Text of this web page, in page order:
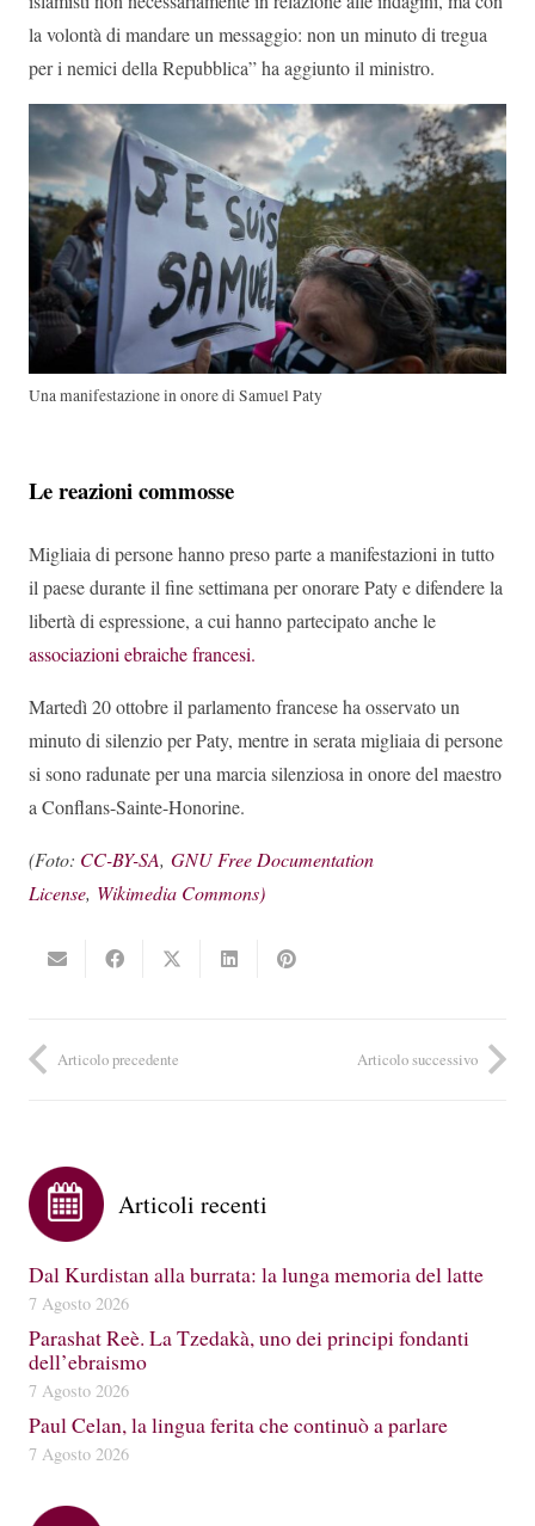
la volontà di mandare un messaggio: non un minuto di tregua
per i nemici della Repubblica” ha aggiunto il ministro.
Una manifestazione in onore di Samuel Paty
Le reazioni commosse
Migliaia di persone hanno preso parte a manifestazioni in tutto
il paese durante il fine settimana per onorare Paty e difendere la
libertà di espressione, a cui hanno partecipato anche le
associazioni ebraiche francesi.
Martedì 20 ottobre il parlamento francese ha osservato un
minuto di silenzio per Paty, mentre in serata migliaia di persone
si sono radunate per una marcia silenziosa in onore del maestro
a Conflans-Sainte-Honorine.
(Foto: CC-BY-SA, GNU Free Documentation
License, Wikimedia Commons)
Articolo precedente Articolo successivo
Articoli recenti
Dal Kurdistan alla burrata: la lunga memoria del latte
7 Agosto 2026
Parashat Reè. La Tzedakà, uno dei principi fondanti
dell’ebraismo
7 Agosto 2026
Paul Celan, la lingua ferita che continuò a parlare
7 Agosto 2026